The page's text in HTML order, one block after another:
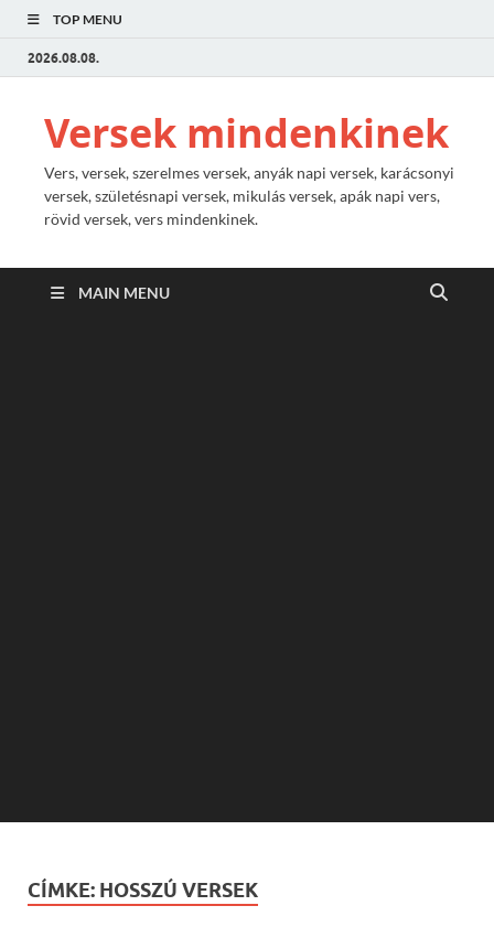
TOP MENU
2026.08.08.
Versek mindenkinek
Vers, versek, szerelmes versek, anyák napi versek, karácsonyi
versek, születésnapi versek, mikulás versek, apák napi vers,
rövid versek, vers mindenkinek.
MAIN MENU
CÍMKE: HOSSZÚ VERSEK